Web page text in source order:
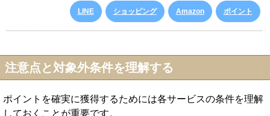
LINE ショッピング Amazon ポイント
注意点と対象外条件を理解する
ポイントを確実に獲得するためには各サービスの条件を理解
しておくことが重要です。